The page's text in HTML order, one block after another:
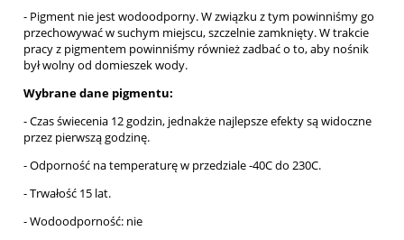
- Pigment nie jest wodoodporny. W związku z tym powinniśmy go
przechowywać w suchym miejscu, szczelnie zamknięty. W trakcie
pracy z pigmentem powinniśmy również zadbać o to, aby nośnik
był wolny od domieszek wody.
Wybrane dane pigmentu:
- Czas świecenia 12 godzin, jednakże najlepsze efekty są widoczne
przez pierwszą godzinę.
- Odporność na temperaturę w przedziale -40C do 230C.
- Trwałość 15 lat.
- Wodoodporność: nie